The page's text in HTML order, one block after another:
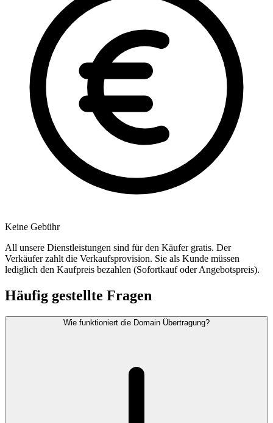
Keine Gebühr
All unsere Dienstleistungen sind für den Käufer gratis. Der
Verkäufer zahlt die Verkaufsprovision. Sie als Kunde müssen
lediglich den Kaufpreis bezahlen (Sofortkauf oder Angebotspreis).
Häufig gestellte Fragen
Wie funktioniert die Domain Übertragung?